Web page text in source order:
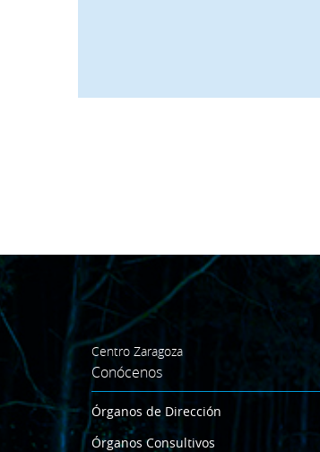
Centro Zaragoza
Conócenos
Órganos de Dirección
Órganos Consultivos